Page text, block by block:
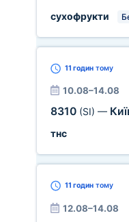
сухофрукти
11 годинтому
10.08–14.08
8310 (SI) —
тнс
11 годинтому
12.08–14.08